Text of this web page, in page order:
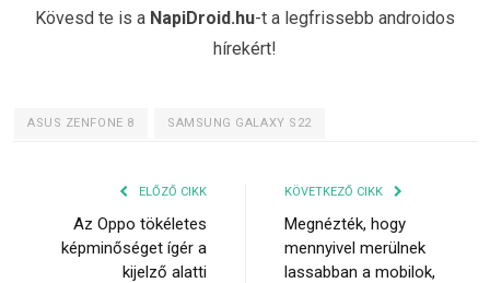
Kövesd te is a NapiDroid.hu-t a legfrissebb androidos
hírekért!
ASUS ZENFONE 8 SAMSUNG GALAXY S22
ELŐZŐ CIKK
Az Oppo tökéletes
képminőséget ígér a
kijelző alatti
KÖVETKEZŐ CIKK
Megnézték, hogy
mennyivel merülnek
lassabban a mobilok,